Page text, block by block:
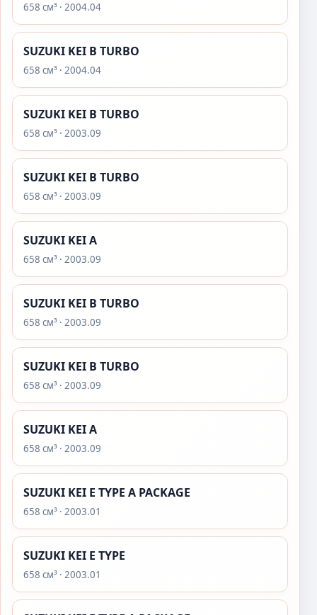
658 см³ · 2004.04
SUZUKI KEI B TURBO
658 см³ · 2004.04
SUZUKI KEI B TURBO
658 см³ · 2003.09
SUZUKI KEI B TURBO
658 см³ · 2003.09
SUZUKI KEI A
658 см³ · 2003.09
SUZUKI KEI B TURBO
658 см³ · 2003.09
SUZUKI KEI B TURBO
658 см³ · 2003.09
SUZUKI KEI A
658 см³ · 2003.09
SUZUKI KEI E TYPE A PACKAGE
658 см³ · 2003.01
SUZUKI KEI E TYPE
658 см³ · 2003.01